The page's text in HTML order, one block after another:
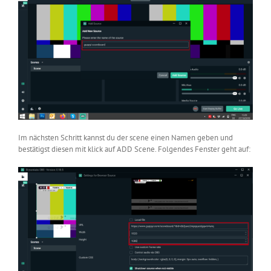
Im nächsten Schritt kannst du der scene einen Namen geben und
bestätigst diesen mit klick auf ADD Scene. Folgendes Fenster geht auf: